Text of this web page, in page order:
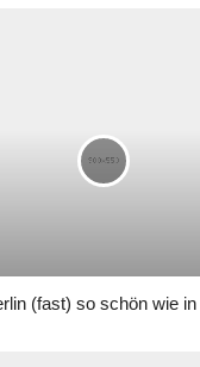
(fast) so schön wie